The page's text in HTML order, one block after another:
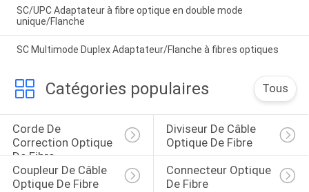
SC/UPC Adaptateur à fibre optique en double mode
unique/Flanche
SC Multimode Duplex Adaptateur/Flanche à fibres optiques
Catégories populaires Tous
Corde De
Correction Optique
De Fibre
Diviseur De Câble
Optique De Fibre
Coupleur De Câble
Optique De Fibre
Connecteur Optique
De Fibre